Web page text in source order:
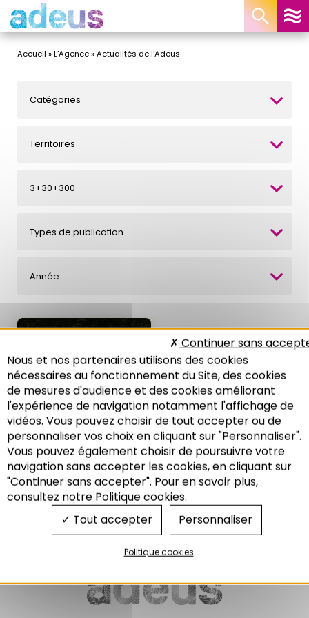
Recherche
Accueil »L’Agence»Actualités de l’Adeus
Catégories
Territoires
3+30+300
Types de publication
Année
3+30+300 : les arbres au
service de la santé
07/2026
Santé
Panneau de gestion des cookies
Nous et nos partenaires utilisons des cookies
nécessaires au fonctionnement du Site, des cookies
de mesures d'audience et des cookies améliorant
l'expérience de navigation notamment l'affichage de
vidéos. Vous pouvez choisir de tout accepter ou de
personnaliser vos choix en cliquant sur "Personnaliser".
Vous pouvez également choisir de poursuivre votre
navigation sans accepter les cookies, en cliquant sur
"Continuer sans accepter". Pour en savoir plus,
consultez notre Politique cookies.
Tout accepter
Continuer sans
Personnaliser
Politique cookies